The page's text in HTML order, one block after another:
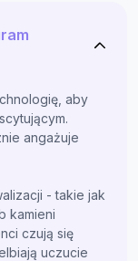
aby
angażuje
- takie jak
kamieni
czują się
uczucie